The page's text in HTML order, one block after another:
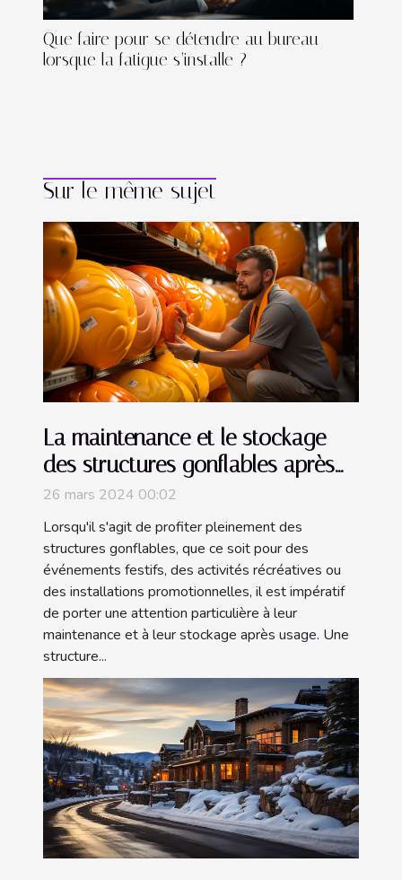
Que faire pour se détendre au bureau
lorsque la fatigue s’installe ?
Sur le même sujet
La maintenance et le stockage
des structures gonflables après
utilisation
26 mars 2024 00:02
Lorsqu'il s'agit de profiter pleinement des
structures gonflables, que ce soit pour des
événements festifs, des activités récréatives ou
des installations promotionnelles, il est impératif
de porter une attention particulière à leur
maintenance et à leur stockage après usage. Une
structure...